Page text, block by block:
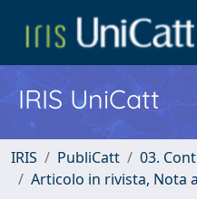
IRIS UniCatt
IRIS PubliCatt
03.
Articolo in rivista, Nota